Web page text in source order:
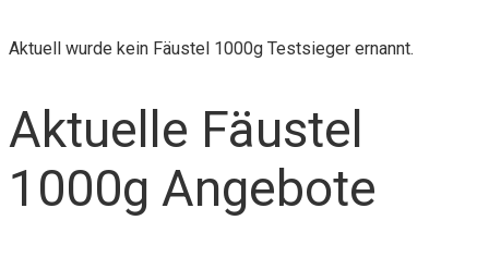
Aktuell wurde kein Fäustel 1000g Testsieger ernannt.
Aktuelle Fäustel
1000g Angebote